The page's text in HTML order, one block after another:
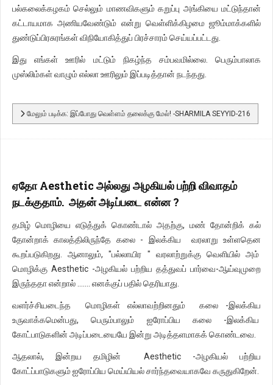
பல்கலைக்கழகம் செல்லும் மாணவிகளும் கறுப்பு அங்கியை மட்டுந்தான்
கட்டாயமாக அணியவேண்டும் என்று வெள்ளிக்கிழமை ஜூம்மாக்களில்
துண்டுப்பிரசுரங்கள் விநியோகித்துப் பிரச்சாரம் செய்யப்பட்டது.
இது எங்கள் ஊரில் மட்டும் நிகழ்ந்த சம்பவமில்லை. பெரும்பாலாக
முஸ்லிம்கள் வாழும் எல்லா ஊரிலும் இப்படித்தான் நடந்தது.
மேலும் படிக்க: இப்போது வெள்ளம் தலைக்கு மேல்! -SHARMILA SEYYID-216
ஏதோ Aesthetic அல்லது அழகியல் பற்றி விவாதம்
நடக்குதாம். அதன் அடிப்படை என்ன ?
தமிழ் மொழியை எடுத்துக் கொண்டால் அதற்கு, மண் தோன்றிக் கல்
தோன்றாக் காலத்திலிருந்தே கலை - இலக்கிய வரலாறு உள்ளதென
கூறப்படுகிறது. ஆனாலும், "பல்லாயிர " வரலாற்றுக்கு வெளியில் அம்
மொழிக்கு Aesthetic -அழகியல் பற்றிய தத்துவப் பார்வை-ஆய்வுமுறை
இருந்ததா என்றால் ....... எனக்குப் பதில் தெரியாது.
வளர்ச்சியடைந்த மொழிகள் எல்லாவற்றினதும் கலை -இலக்கிய
உருவாக்கமென்பது, பெரும்பாலும் ஐரோப்பிய கலை -இலக்கிய
கோட்பாடுகளின் அடிப்படையையே இன்று அடித்தளமாகக் கொண்டவை.
ஆதலால், இன்றய தமிழின் Aesthetic -அழகியல் பற்றிய
கோட்ப்பாடுகளும் ஐரோப்பிய மெய்யியல் சார்ந்தவையாகவே கருதுகிறேன்.